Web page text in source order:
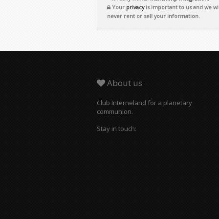
Your privacyis important to us and we
never rent or sell your information.
About us
Club Interneland for a planetary
communion.
Stay in touch: